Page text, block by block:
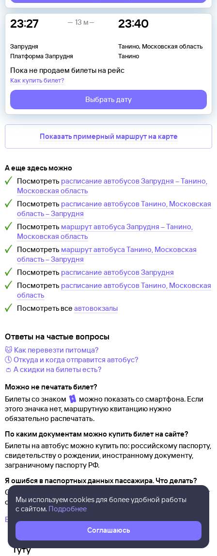
23:27
Запрудня
Платформа Запрудня
23:40
Танино, Московская область
Танино
13 м
Пока не продаем билеты на рейс
Как купить билет?
Выбрать дату
Показать примерный маршрут на карте
А еще здесь можно
Посмотреть расписание автобусовЗапрудня –Танино,
Московская область
Посмотреть расписание автобусовТанино, Московская
область–Запрудня
Посмотреть маршрут автобуса Запрудня –Танино,
Московская область
Посмотреть маршрут автобуса Танино, Московская
область–Запрудня
Посмотреть расписание автобусовЗапрудня
Посмотреть расписание автобусовТанино, Московская
область
Посмотреть все автовокзалы
Ответы на частые вопросы
🐱 Как перевезти питомца?
🕔 Откуда и когда отправится автобус?
👛 А скидки на билеты есть?
Можно не печатать билет?
Билеты со знаком
можно показать со смартфона. Если
этого значка нет, маршрутную квитанцию нужно
обязательно распечатать.
По каким документам можно купить билет на сайте?
Билеты на автобус можно купить по: российскому паспорту,
свидетельству о рождении, иностранному документу,
заграничному паспорту РФ.
Я ошибся в паспортных данных пассажира. Что делать?
Ошибки в данных пассажира не допускаются.
билет
с ошибкой и купите новый.
Больше полезных вопросов и ответов
Отвечаем на ваши вопросы о том, как работает
Туту
Мы используем cookies для более удобной работы
с сайтом. Подробнее
Соглашаюсь